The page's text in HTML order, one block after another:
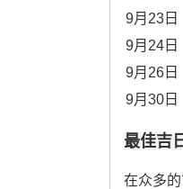
9月23日
9月24日
9月26日
9月30日
最佳吉
在众多